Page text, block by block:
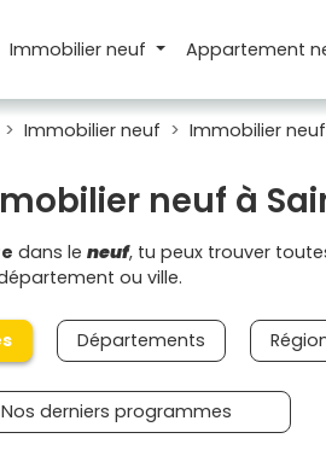
Immobilier neuf Appartement
Immobilier neuf Immobilier
neuf à
dans le neuf, tu peux trouver
ou ville.
Départements
Nos derniers programmes